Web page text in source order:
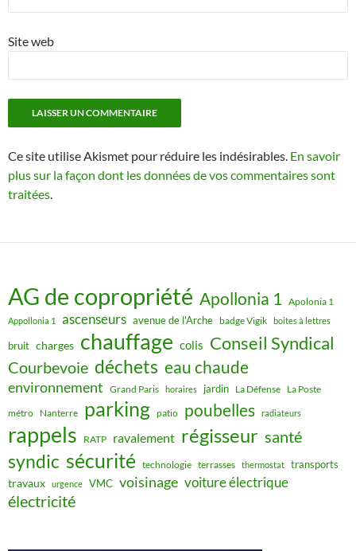
Site web
Ce site utilise Akismet pour réduire les indésirables. En savoir
plus sur la façon dont les données de vos commentaires sont
traitées.
AG de copropriété Apollonia 1 Apolonia 1
Appollonia 1 ascenseurs avenue de l'Arche badge Vigik boites à lettres
bruit charges chauffage colis Conseil Syndical
Courbevoie déchets eau chaude
environnement Grand Paris horaires jardin La Défense La Poste
métro Nanterre parking patio poubelles radiateurs
rappels RATP ravalement régisseur santé
syndic sécurité technologie terrasses thermostat transports
travaux urgence VMC voisinage voiture électrique
électricité